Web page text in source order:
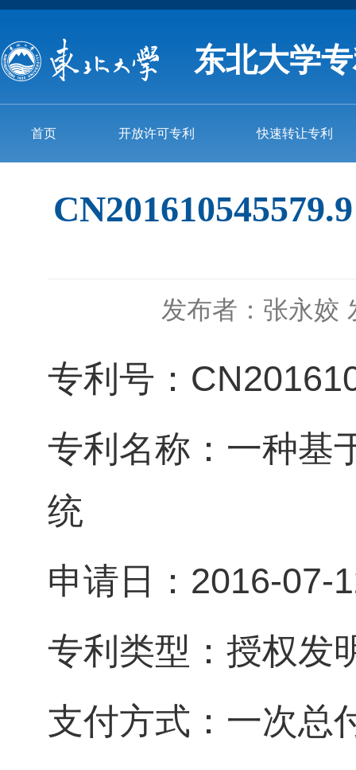
东北大学
首页 开放许可专利 快速转让专利
发布者：张永姣
专利号：
专利名称：一种基
统
申请日：2016-07-
专利类型：授权发
支付方式：一次总